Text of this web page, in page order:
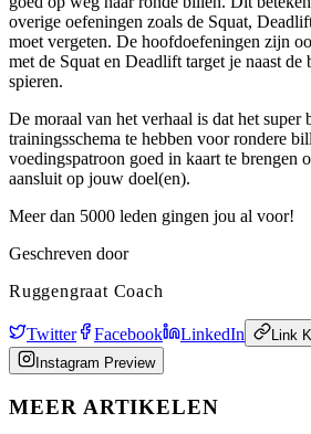
overige oefeningen zoals de Squat,
moet vergeten. De hoofdoefeningen zijn
met de Squat en Deadlift target je naast de
spieren.
De moraal van het verhaal is dat het super
trainingsschema te hebben voor rondere
voedingspatroon goed in kaart te brengen
aansluit op jouw doel(en).
Meer dan 5000 leden gingen jou al voor!
Geschreven door
Ruggengraat Coach
Twitter Facebook LinkedIn
Link
Instagram Preview
MEER ARTIKELEN